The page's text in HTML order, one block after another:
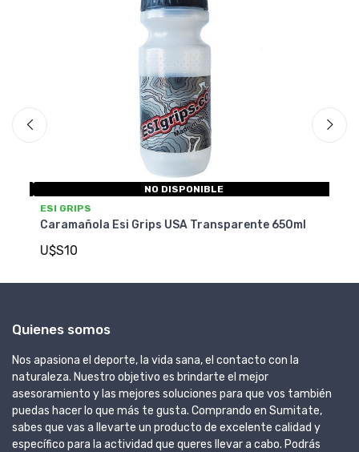
NO DISPONIBLE
MERIDA
Caramañola Merida
U$S8
Quienes somos
Nos apasiona el deporte, la vida sana, el contacto con la
naturaleza. Nuestro objetivo es brindarte el mejor
asesoramiento y las mejores soluciones para que vos también
puedas hacer lo que más te gusta. Comprando en Sumitate,
sabes que vas a llevarte un producto de excelente calidad y
específico para la actividad que queres llevar a cabo. Podrás